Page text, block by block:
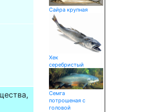
Сайра крупная
Хек
серебристый
Семга
потрошеная с
головой